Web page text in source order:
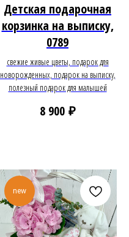
Детская подарочная
корзинка на выписку,
0789
свежие живые цветы, подарок для
новорожденных, подарок на выписку,
полезный подарок для малышей
8 900 ₽
new